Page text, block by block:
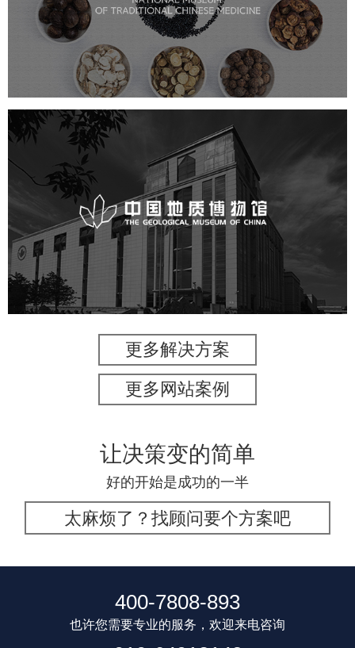
文化艺术 博物馆网站建设 智慧博物馆
中国地质博物馆
文化艺术 博物馆 智慧博物馆
更多解决方案
更多网站案例
让决策变的简单
好的开始是成功的一半
太麻烦了？找顾问要个方案吧
400-7808-893
也许您需要专业的服务，欢迎来电咨询